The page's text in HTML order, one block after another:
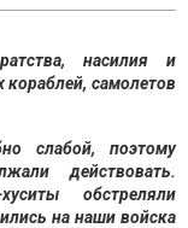
насилия и
кораблей, самолетов
слабой, поэтому
действовать.
обстреляли
на наши войска